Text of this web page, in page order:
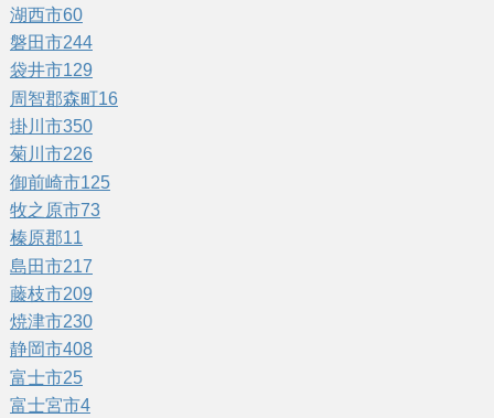
湖西市60
磐田市244
袋井市129
周智郡森町16
掛川市350
菊川市226
御前崎市125
牧之原市73
榛原郡11
島田市217
藤枝市209
焼津市230
静岡市408
富士市25
富士宮市4